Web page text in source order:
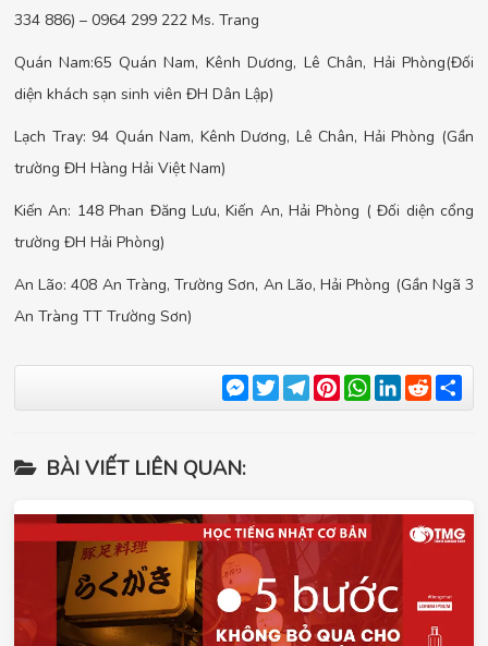
334 886) – 0964 299 222 Ms. Trang
Quán Nam:65 Quán Nam, Kênh Dương, Lê Chân, Hải Phòng(Đối
diện khách sạn sinh viên ĐH Dân Lập)
Lạch Tray: 94 Quán Nam, Kênh Dương, Lê Chân, Hải Phòng (Gần
trường ĐH Hàng Hải Việt Nam)
Kiến An: 148 Phan Đăng Lưu, Kiến An, Hải Phòng ( Đối diện cổng
trường ĐH Hải Phòng)
An Lão: 408 An Tràng, Trường Sơn, An Lão, Hải Phòng (Gần Ngã 3
An Tràng TT Trường Sơn)
Messenger
TwitterTelegram
Pinterest
WhatsApp
LinkedIn
Reddit
BÀI VIẾT LIÊN QUAN: